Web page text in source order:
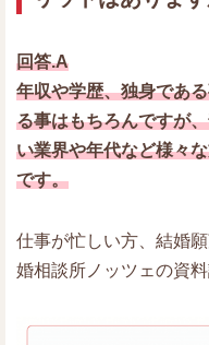
回答.A
年収や学歴、独身であ
る事はもちろんですが
い業界や年代など様々
です。
仕事が忙しい方、結婚
婚相談所ノッツェの資